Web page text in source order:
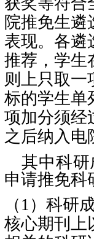
院推免生遴
表现。各遴
推荐，学生
则上只取一
标的学生单
项加分须经
之后纳入电
其中科
申请推免科
（1）科研
核心期刊上